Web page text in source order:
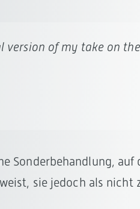
version of my take on
Sonderbehandlung, auf
sie jedoch als nicht